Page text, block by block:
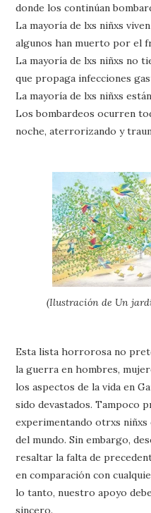
donde los continúan
La mayoría de lxs niñxs
algunos han muerto por el
La mayoría de lxs niñxs no
que propaga infecciones
La mayoría de lxs niñxs
Los bombardeos ocurren
noche, aterrorizando y
(Ilustración de Un
Esta lista horrorosa no
la guerra en hombres,
los aspectos de la vida en
sido devastados. Tampoco
experimentando otrxs
del mundo. Sin embargo,
resaltar la falta de
en comparación con
lo tanto, nuestro apoyo
sincero.